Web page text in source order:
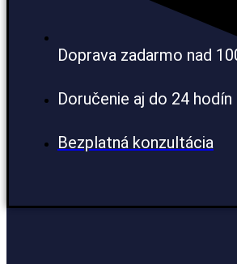
Doprava zadarmo nad
Doručenie aj do 24 hodín
Bezplatná konzultácia